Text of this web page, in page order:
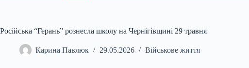
Російська “Герань” рознесла школу на Чернігівщині 29 травня
Карина Павлюк 29.05.2026 Військове життя